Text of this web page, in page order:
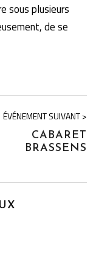
sous plusieurs
de se
ÉVÉNEMENT SUIVANT >
CABARET
BRASSENS